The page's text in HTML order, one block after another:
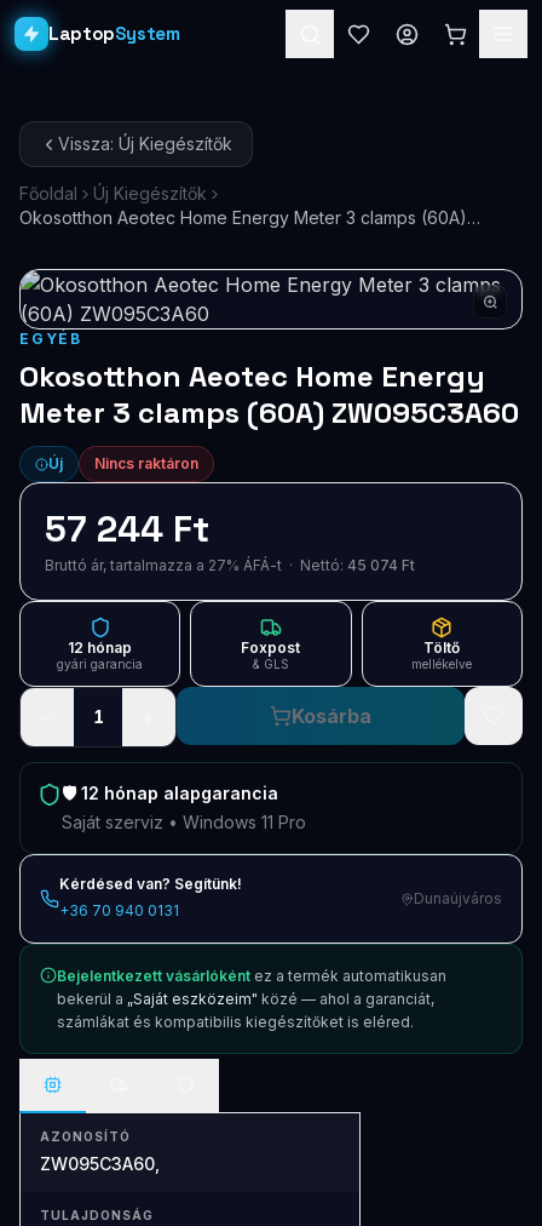
LaptopSystem
Asztali PC-k
Workstation PRO
Monitorok
Dokkolók
Kiegészítők
Akciók
Blog
Támogatás
Új termékek
Keresés
Vissza: Új Kiegészítők
Főoldal
Új Kiegészítők
Okosotthon Aeotec Home Energy Meter 3 clamps (60A)
EGYÉB
Okosotthon Aeotec Home Energy
Meter 3 clamps (60A) ZW095C3A60
Új Nincs raktáron
57 244 Ft
Bruttó ár, tartalmazza a 27% ÁFÁ-t · Nettó: 45 074 Ft
12 hónap
gyári garancia
Foxpost
& GLS
Töltő
mellékelve
1 Kosárba
🛡️12 hónap alapgarancia
Saját szerviz • Windows 11 Pro
Kérdésed van? Segítünk!
+36 70 940 0131
Dunaújváros
Bejelentkezett vásárlóként ez a termék automatikusan
bekerül a „Saját eszközeim" közé — ahol a garanciát,
számlákat és kompatibilis kiegészítőket is eléred.
AZONOSÍTÓ
ZW095C3A60,
TULAJDONSÁG